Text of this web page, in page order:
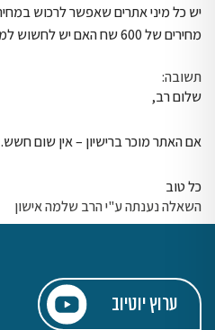
מחירים של 600 שח האם יש לחשוש למשהו?
תשובה:
שלום רב,
אם האתר מוכר ברישיון – אין שום חשש.
כל טוב
השאלה נענתה ע"י הרב שלמה אישון
ערוץ יוטיוב